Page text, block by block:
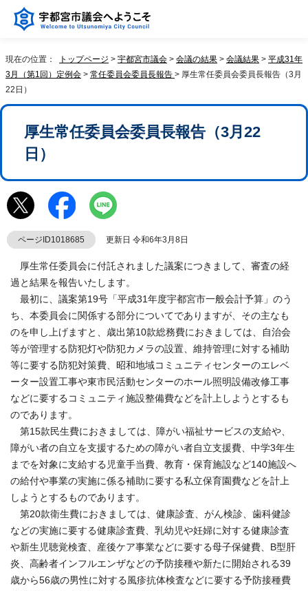
現在の位置： トップページ > 宇都宮市議会 > 会議の結果 > 会議結果 > 平成31年
3月（第1回）定例会 > 常任委員会委員長報告 > 厚生常任委員会委員長報告（3月
22日）
厚生常任委員会委員長報告（3月22
日）
ページID1018685 更新日 令和6年3月8日
厚生常任委員会に付託されました議案につきまして、審査の経
過と結果を報告いたします。
最初に、議案第19号「平成31年度宇都宮市一般会計予算」のう
ち、本委員会に関係する部分についてでありますが、その主なも
のを申し上げますと、歳出第10款総務費におきましては、自治会
等が管理する防犯灯や防犯カメラの設置、維持管理に対する補助
等に要する防犯対策費、昭和地域コミュニティセンターのエレベ
ーター設置工事や東市民活動センターのホール照明設備改修工事
などに要するコミュニティ施設整備費などを計上しようとするも
のであります。
第15款民生費におきましては、障がい福祉サービスの支給や、
障がい者の自立を支援するための障がい者自立支援費、中学3年生
までを対象に支給する児童手当費、教育・保育施設など140施設へ
の給付や事業の実施に係る補助に要する私立保育園費などを計上
しようとするものであります。
第20款衛生費におきましては、健康診査、がん検診、歯科健診
などの実施に要する健康診査費、乳幼児や妊婦に対する健康診査
や新生児聴覚検査、産後ケア事業などに要する母子保健費、B型肝
炎、高齢者インフルエンザなどの予防接種や新たに開始される39
歳から56歳の男性に対する風疹抗体検査などに要する予防接種費